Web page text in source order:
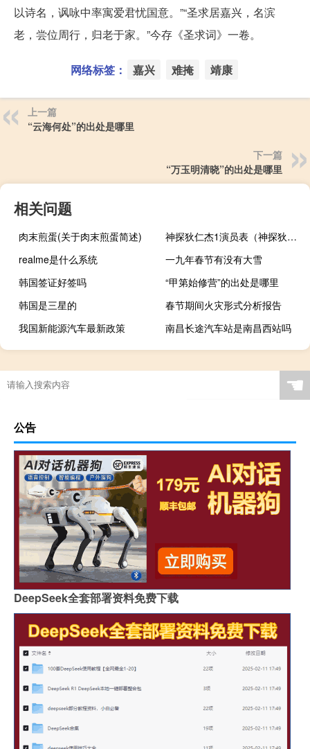
以诗名，讽咏中率寓爱君忧国意。”“圣求居嘉兴，名滨
老，尝位周行，归老于家。”今存《圣求词》一卷。
网络标签： 嘉兴 难掩 靖康
上一篇
“云海何处”的出处是哪里
下一篇
“万玉明清晓”的出处是哪里
相关问题
肉末煎蛋(关于肉末煎蛋简述)
神探狄仁杰1演员表（神探狄仁杰演员表）
realme是什么系统
一九年春节有没有大雪
韩国签证好签吗
“甲第始修营”的出处是哪里
韩国是三星的
春节期间火灾形式分析报告
我国新能源汽车最新政策
南昌长途汽车站是南昌西站吗
☚
公告
DeepSeek全套部署资料免费下载